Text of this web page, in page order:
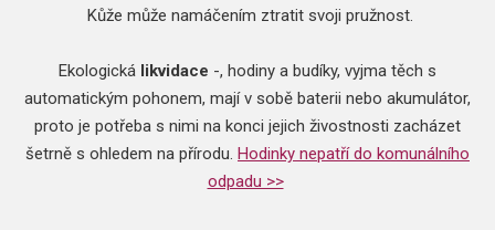
Kůže může namáčením ztratit svoji pružnost.
​Ekologická likvidace -, hodiny a budíky, vyjma těch s
automatickým pohonem, mají v sobě baterii nebo akumulátor,
proto je potřeba s nimi na konci jejich živostnosti zacházet
šetrně s ohledem na přírodu. Hodinky nepatří do komunálního
odpadu >>